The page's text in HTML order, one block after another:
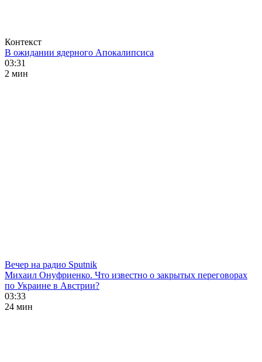
Контекст
В ожидании ядерного Апокалипсиса
03:31
2 мин
Вечер на радио Sputnik
Михаил Онуфриенко. Что известно о закрытых переговорах
по Украине в Австрии?
03:33
24 мин